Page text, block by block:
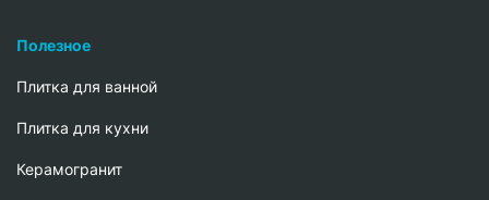
Полезное
Плитка для ванной
Плитка для кухни
Керамогранит